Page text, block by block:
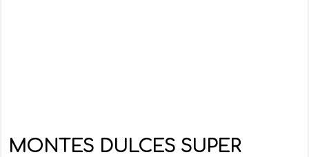
MONTES DULCES SUPER